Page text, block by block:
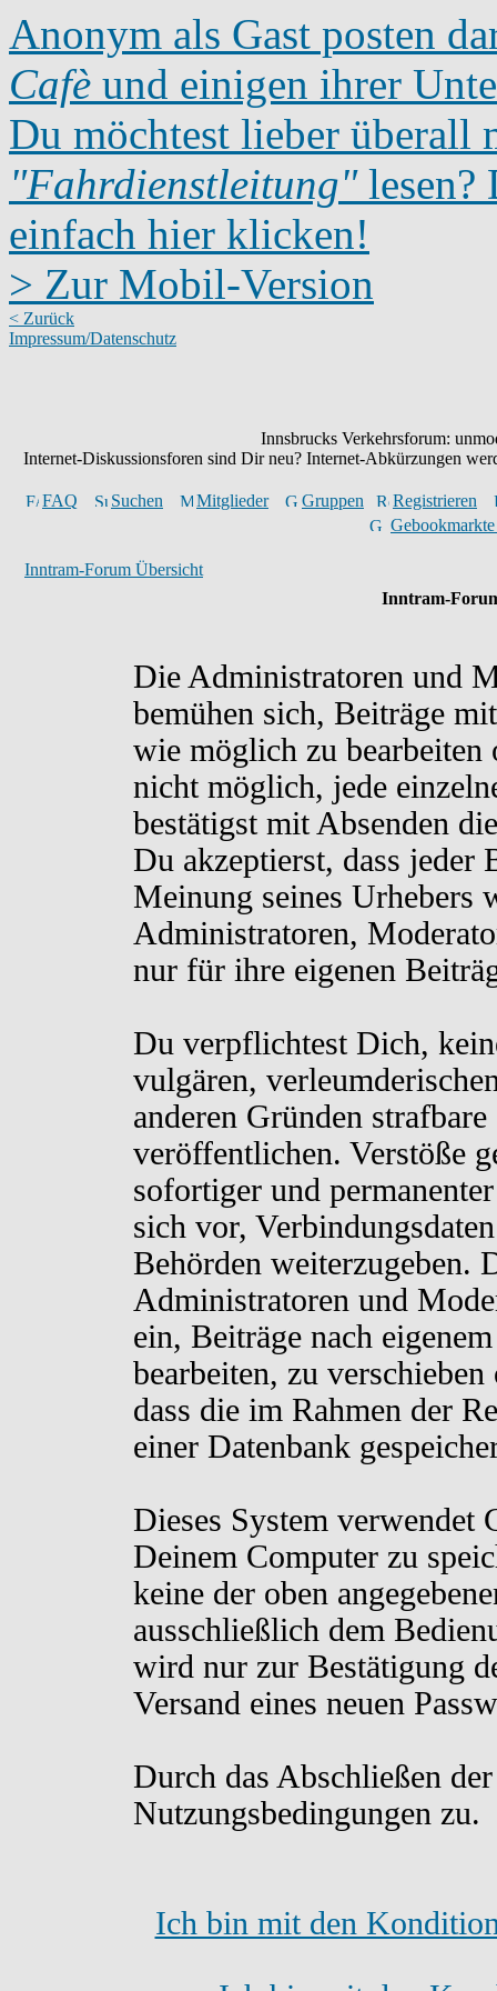
Anonym als Gast posten
Cafè und einigen ihrer
Du möchtest lieber überall
"Fahrdienstleitung"lesen?
einfach hier klicken!
> Zur Mobil-Version
< Zurück
Impressum/Datenschutz
Innsbrucks Verkehrsforum:
Internet-Diskussionsforen sind Dir neu? Internet-Abkürzungen
FAQ Suchen Mitglieder Gruppen
Registrieren
Inntram-Forum Übersicht
Inntram-
Die Administratoren und
bemühen sich, Beiträge
wie möglich zu bearbeiten
nicht möglich, jede
bestätigst mit Absenden
Du akzeptierst, dass jeder
Meinung seines Urhebers
Administratoren,
nur für ihre eigenen
Du verpflichtest Dich,
vulgären,
anderen Gründen
veröffentlichen. Verstöße
sofortiger und
sich vor,
Behörden weiterzugeben.
Administratoren und
ein, Beiträge nach
bearbeiten, zu
dass die im Rahmen der
einer Datenbank
Dieses System verwendet
Deinem Computer zu
keine der oben
ausschließlich dem
wird nur zur Bestätigung
Versand eines neuen
Durch das Abschließen
Nutzungsbedingungen zu.
Ich bin mit den